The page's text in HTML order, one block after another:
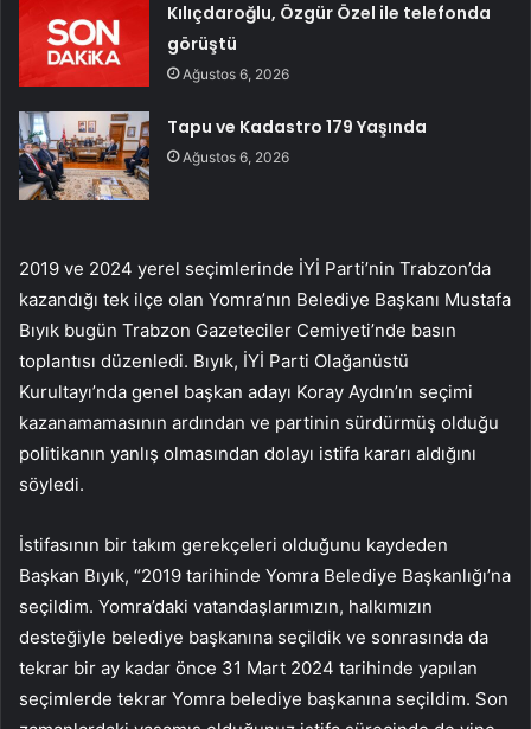
Kılıçdaroğlu, Özgür Özel ile telefonda
görüştü
Ağustos 6, 2026
Tapu ve Kadastro 179 Yaşında
Ağustos 6, 2026
2019 ve 2024 yerel seçimlerinde İYİ Parti’nin Trabzon’da
kazandığı tek ilçe olan Yomra’nın Belediye Başkanı Mustafa
Bıyık bugün Trabzon Gazeteciler Cemiyeti’nde basın
toplantısı düzenledi. Bıyık, İYİ Parti Olağanüstü
Kurultayı’nda genel başkan adayı Koray Aydın’ın seçimi
kazanamamasının ardından ve partinin sürdürmüş olduğu
politikanın yanlış olmasından dolayı istifa kararı aldığını
söyledi.
İstifasının bir takım gerekçeleri olduğunu kaydeden
Başkan Bıyık, “2019 tarihinde Yomra Belediye Başkanlığı’na
seçildim. Yomra’daki vatandaşlarımızın, halkımızın
desteğiyle belediye başkanına seçildik ve sonrasında da
tekrar bir ay kadar önce 31 Mart 2024 tarihinde yapılan
seçimlerde tekrar Yomra belediye başkanına seçildim. Son